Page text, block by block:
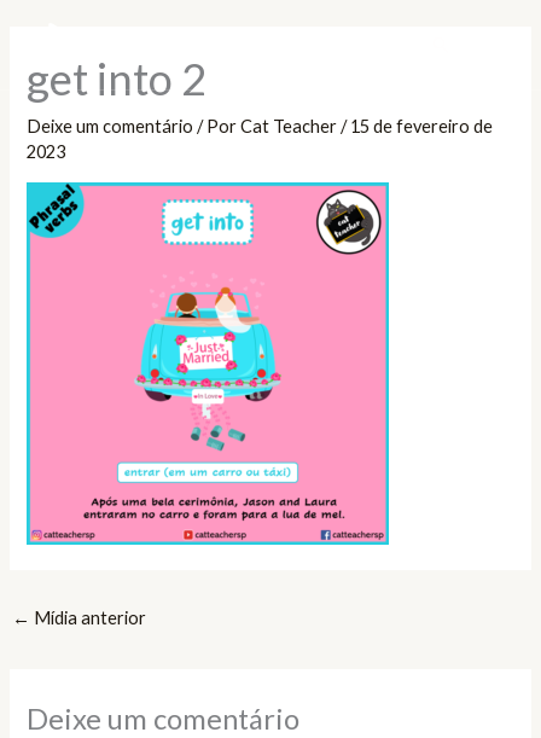
get into 2
Deixe um comentário / PorCat Teacher/15 de fevereiro de
2023
← Mídia anterior
Deixe um comentário